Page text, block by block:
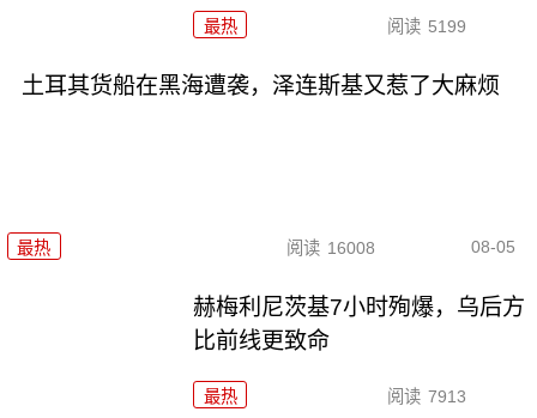
最热 阅读 5199
土耳其货船在黑海遭袭，泽连斯基又惹了大麻烦
最热 阅读 16008 08-05
赫梅利尼茨基7小时殉爆，乌后方
比前线更致命
最热 阅读 7913